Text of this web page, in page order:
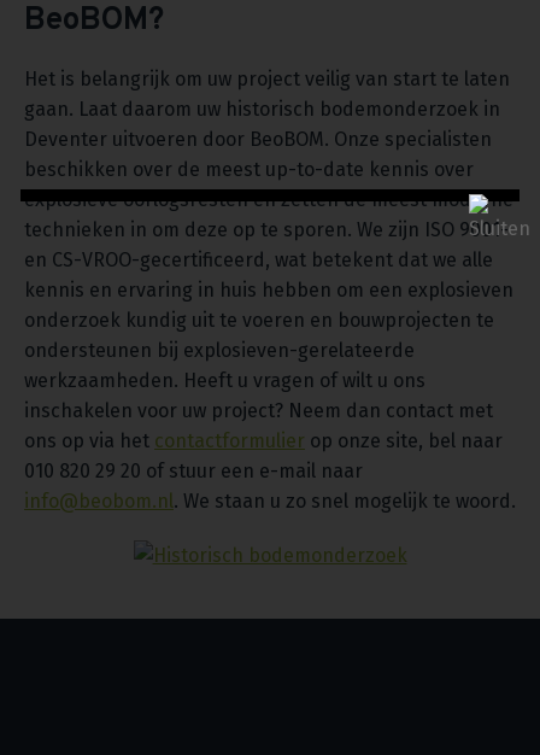
BeoBOM?
Het is belangrijk om uw project veilig van start te laten
gaan. Laat daarom uw historisch bodemonderzoek in
Deventer uitvoeren door BeoBOM. Onze specialisten
beschikken over de meest up-to-date kennis over
explosieve oorlogsresten en zetten de meest moderne
technieken in om deze op te sporen. We zijn ISO 9001-
en CS-VROO-gecertificeerd, wat betekent dat we alle
kennis en ervaring in huis hebben om een explosieven
onderzoek kundig uit te voeren en bouwprojecten te
ondersteunen bij explosieven-gerelateerde
werkzaamheden. Heeft u vragen of wilt u ons
inschakelen voor uw project? Neem dan contact met
ons op via het contactformulier op onze site, bel naar
010 820 29 20 of stuur een e-mail naar
info@beobom.nl. We staan u zo snel mogelijk te woord.